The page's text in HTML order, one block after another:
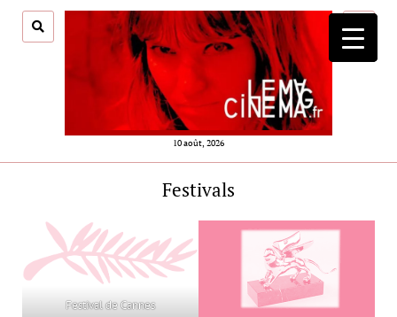
10 août, 2026
menu
Festivals
Festival de Cannes